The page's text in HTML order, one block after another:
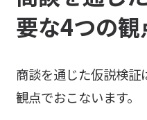
要な4つの観
商談を通じた仮説検証
観点でおこないます。